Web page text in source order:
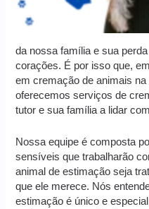
da nossa família e sua
corações. É por isso que,
em cremação de animais na
oferecemos serviços de
tutor e sua família a lidar
Nossa equipe é composta
sensíveis que trabalharão
animal de estimação seja
que ele merece. Nós
estimação é único e